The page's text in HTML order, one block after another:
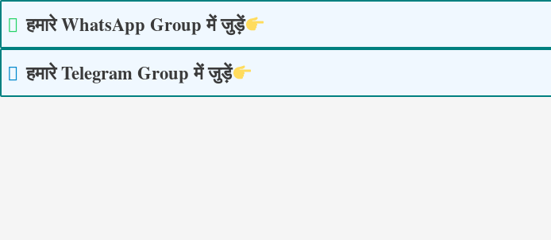
हमारे WhatsApp Group में जुड़ें
हमारे Telegram Group में जुड़ें
content